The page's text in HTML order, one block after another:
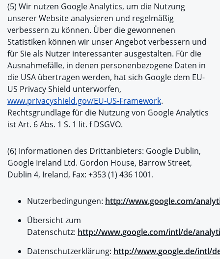
(5) Wir nutzen Google Analytics, um die Nutzung
unserer Website analysieren und regelmäßig
verbessern zu können. Über die gewonnenen
Statistiken können wir unser Angebot verbessern und
für Sie als Nutzer interessanter ausgestalten. Für die
Ausnahmefälle, in denen personenbezogene Daten in
die USA übertragen werden, hat sich Google dem EU-
US Privacy Shield unterworfen,
www.privacyshield.gov/EU-US-Framework.
Rechtsgrundlage für die Nutzung von Google Analytics
ist Art. 6 Abs. 1 S. 1 lit. f DSGVO.
(6) Informationen des Drittanbieters: Google Dublin,
Google Ireland Ltd. Gordon House, Barrow Street,
Dublin 4, Ireland, Fax: +353 (1) 436 1001.
Nutzerbedingungen: http://www.google.com/
Übersicht zum
Datenschutz: http://www.google.com/intl/de/
Datenschutzerklärung: http://www.google.de/intl/